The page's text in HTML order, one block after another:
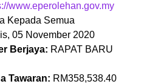
www.eperolehan.gov.my
Kepada Semua
05 November 2020
Berjaya: RAPAT BARU
Tawaran: RM358,538.40